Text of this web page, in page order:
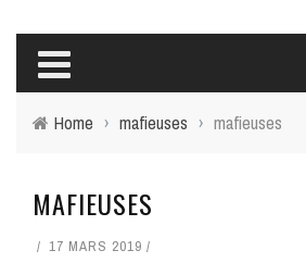
Home › mafieuses › mafieuses
MAFIEUSES
17 MARS 2019